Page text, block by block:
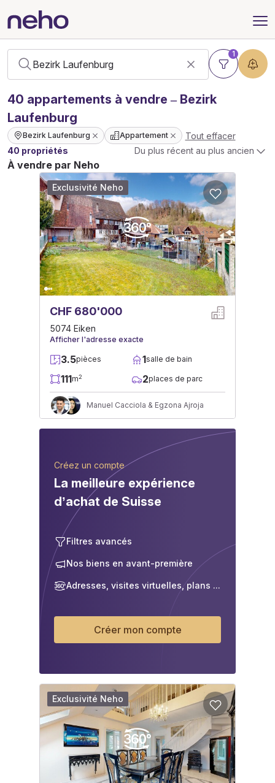
1
40 appartements à vendre – Bezirk
Laufenburg
Bezirk Laufenburg Appartement
Tout effacer
40 propriétés
Du plus récent au plus ancien
À vendre par Neho
CHF 680'000
5074 Eiken
Afficher l'adresse exacte
3.5pièces 1salle de bain
111m2 2places de parc
Manuel Cacciola & Egzona Ajroja
Exclusivité Neho
Créez un compte
La meilleure expérience
d’achat de Suisse
Filtres avancés
Nos biens en avant-première
Adresses, visites virtuelles, plans ...
Créer mon compte
Exclusivité Neho